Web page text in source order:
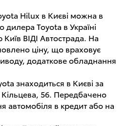
Hilux в Києві можна в
дилера Toyota в Україні
Київ ВІДІ Автострада. На
ціну, що враховує
додаткове обладнання
знаходиться в Києві за
56. Передбачено
автомобіля в кредит або на